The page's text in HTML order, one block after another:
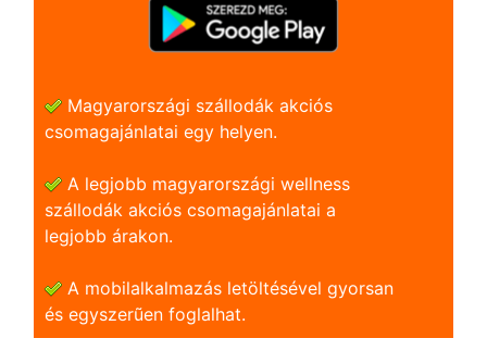
Magyarországi szállodák akciós
csomagajánlatai egy helyen.
A legjobb magyarországi wellness
szállodák akciós csomagajánlatai a
legjobb árakon.
A mobilalkalmazás letöltésével gyorsan
és egyszerũen foglalhat.